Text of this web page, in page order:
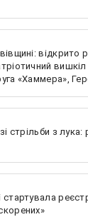
відкрито
вишкіл
«Хаммера»,
стрільби з